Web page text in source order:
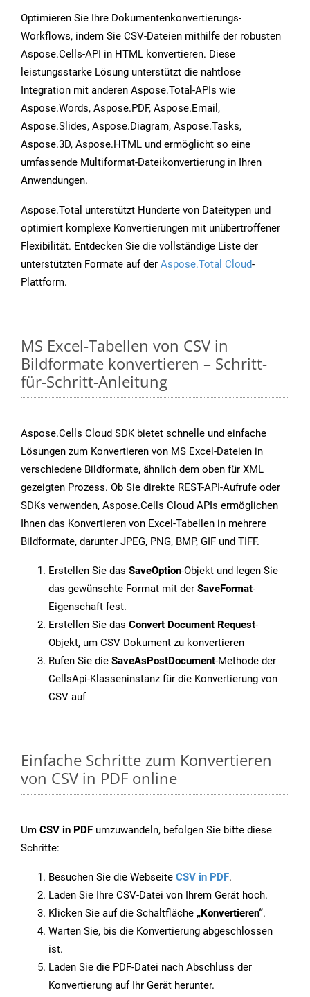
Optimieren Sie Ihre Dokumentenkonvertierungs-
Workflows, indem Sie CSV-Dateien mithilfe der robusten
Aspose.Cells-API in HTML konvertieren. Diese
leistungsstarke Lösung unterstützt die nahtlose
Integration mit anderen Aspose.Total-APIs wie
Aspose.Words, Aspose.PDF, Aspose.Email,
Aspose.Slides, Aspose.Diagram, Aspose.Tasks,
Aspose.3D, Aspose.HTML und ermöglicht so eine
umfassende Multiformat-Dateikonvertierung in Ihren
Anwendungen.
Aspose.Total unterstützt Hunderte von Dateitypen und
optimiert komplexe Konvertierungen mit unübertroffener
Flexibilität. Entdecken Sie die vollständige Liste der
unterstützten Formate auf der Aspose.Total Cloud-
Plattform.
MS Excel-Tabellen von CSV in
Bildformate konvertieren – Schritt-
für-Schritt-Anleitung
Aspose.Cells Cloud SDK bietet schnelle und einfache
Lösungen zum Konvertieren von MS Excel-Dateien in
verschiedene Bildformate, ähnlich dem oben für XML
gezeigten Prozess. Ob Sie direkte REST-API-Aufrufe oder
SDKs verwenden, Aspose.Cells Cloud APIs ermöglichen
Ihnen das Konvertieren von Excel-Tabellen in mehrere
Bildformate, darunter JPEG, PNG, BMP, GIF und TIFF.
Erstellen Sie das SaveOption-Objekt und legen Sie
das gewünschte Format mit der SaveFormat-
Eigenschaft fest.
Erstellen Sie das Convert Document Request-
Objekt, um CSV Dokument zu konvertieren
Rufen Sie die SaveAsPostDocument-Methode der
CellsApi-Klasseninstanz für die Konvertierung von
CSV auf
Einfache Schritte zum Konvertieren
von CSV in PDF online
Um CSV in PDF umzuwandeln, befolgen Sie bitte diese
Schritte:
Besuchen Sie die Webseite CSV in PDF.
Laden Sie Ihre CSV-Datei von Ihrem Gerät hoch.
Klicken Sie auf die Schaltfläche „Konvertieren“.
Warten Sie, bis die Konvertierung abgeschlossen
ist.
Laden Sie die PDF-Datei nach Abschluss der
Konvertierung auf Ihr Gerät herunter.